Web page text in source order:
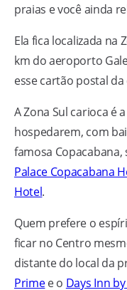
praias e você ainda
Ela fica localizada na
km do aeroporto
esse cartão postal
A Zona Sul carioca é
hospedarem, com
famosa
Palace Copacabana
Hotel.
Quem prefere o
ficar no Centro
distante do local da
Primee o Days Inn